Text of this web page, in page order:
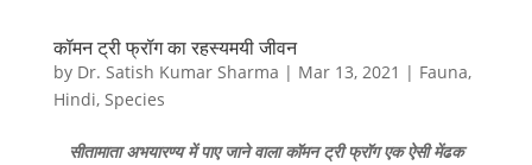
कॉमन ट्री फ्रॉग का रहस्यमयी जीवन
by Dr. Satish Kumar Sharma | Mar 13, 2021 | Fauna,
Hindi, Species
सीतामाता अभयारण्य में पाए जाने वाला कॉमन ट्री फ्रॉग एक ऐसी मेंढक